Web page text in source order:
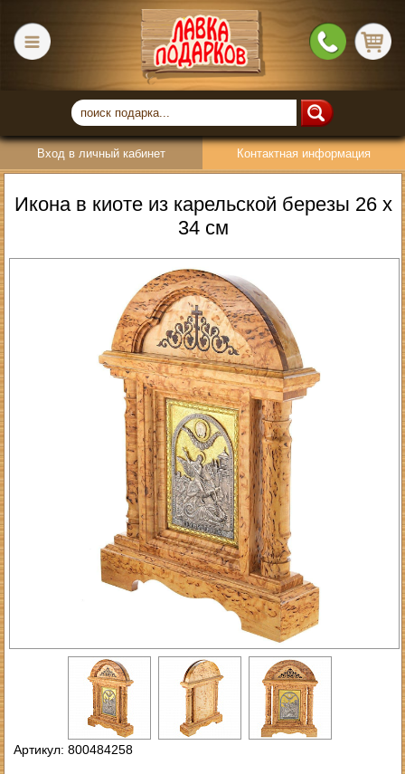
Вход в личный кабинет Контактная информация
Икона в киоте из карельской березы 26 х
34 см
Артикул: 800484258